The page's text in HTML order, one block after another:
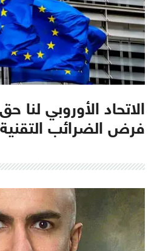
الاتحاد الأوروبي
فرض الضرائب التقنية